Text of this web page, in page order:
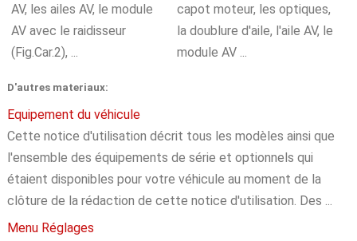
AV, les ailes AV, le module
AV avec le raidisseur
(Fig.Car.2), ...
capot moteur, les optiques,
la doublure d'aile, l'aile AV, le
module AV ...
D'autres materiaux:
Equipement du véhicule
Cette notice d'utilisation décrit tous les modèles ainsi que
l'ensemble des équipements de série et optionnels qui
étaient disponibles pour votre véhicule au moment de la
clôture de la rédaction de cette notice d'utilisation. Des ...
Menu Réglages